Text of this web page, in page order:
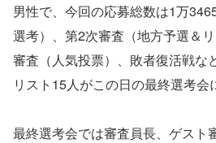
男性で、今回の応募総数は1万
選考）、第2次審査（地方予選＆
審査（人気投票）、敗者復活戦な
リスト15人がこの日の最終選考会
最終選考会では審査員長、ゲスト